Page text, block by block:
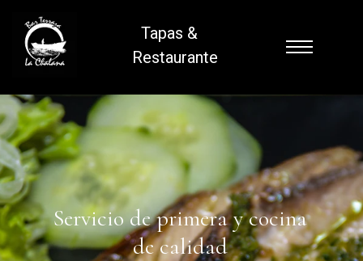
Tapas &
Restaurante
Servicio de primera y cocina
de calidad